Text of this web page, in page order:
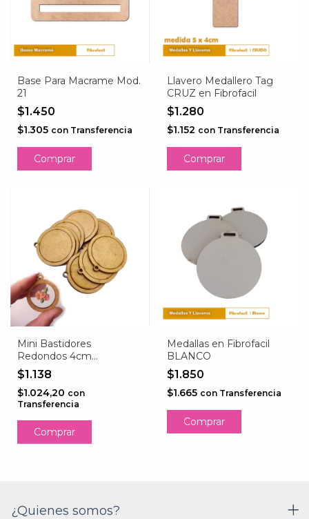
Base Para Macrame Mod.
21
$1.450
$1.305 con Transferencia
Comprar
Llavero Medallero Tag
CRUZ en Fibrofacil
$1.280
$1.152 con Transferencia
Comprar
Mini Bastidores
Redondos 4cm
FIBROFACIL
$1.138
$1.024,20 con
Transferencia
Comprar
Medallas en Fibrofacil
BLANCO
$1.850
$1.665 con Transferencia
Comprar
¿Quienes somos?